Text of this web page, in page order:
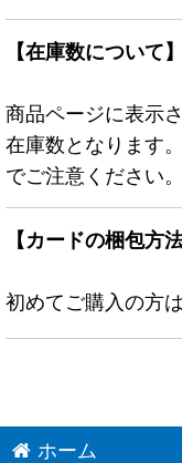
【在庫数について】
商品ページに表示
在庫数となります
でご注意ください。
【カードの梱包方
初めてご購入の方は
ホーム